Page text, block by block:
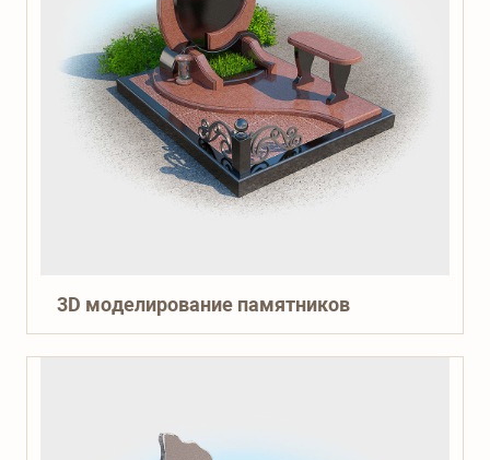
3D моделирование памятников